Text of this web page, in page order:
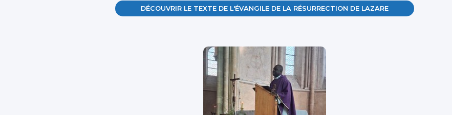
DÉCOUVRIR LE TEXTE DE L'ÉVANGILE DE LA RÉSURRECTION DE LAZARE